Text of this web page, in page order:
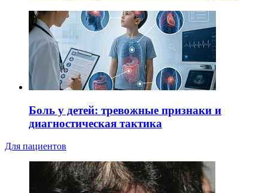
Боль у детей: тревожные признаки и
диагностическая тактика
Для пациентов